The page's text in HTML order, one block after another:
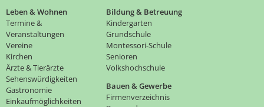
Leben & Wohnen
Termine &
Veranstaltungen
Vereine
Kirchen
Ärzte & Tierärzte
Sehenswürdigkeiten
Gastronomie
Einkaufmöglichkeiten
Bildung & Betreuung
Kindergarten
Grundschule
Montessori-Schule
Senioren
Volkshochschule
Bauen & Gewerbe
Firmenverzeichnis